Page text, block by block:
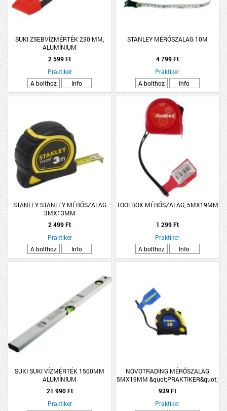
SUKI ZSEBVÍZMÉRTÉK 230 MM,
ALUMÍNIUM
2 599 Ft
Praktiker
A bolthoz
Info
STANLEY MÉRŐSZALAG 10M
4 799 Ft
Praktiker
A bolthoz
Info
STANLEY STANLEY MÉRŐSZALAG
3MX13MM
2 499 Ft
Praktiker
A bolthoz
Info
TOOLBOX MÉRŐSZALAG, 5MX19MM
1 299 Ft
Praktiker
A bolthoz
Info
SUKI SUKI VÍZMÉRTÉK 1500MM
ALUMÍNIUM
21 990 Ft
Praktiker
NOVOTRADING MÉRŐSZALAG
5MX19MM &quot;PRAKTIKER&quot;
939 Ft
Praktiker